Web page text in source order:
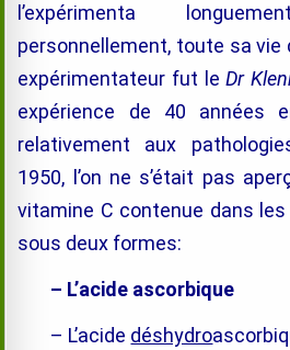
l’expérimenta
personnellement, toute sa vie
expérimentateur fut leDr
expérience de 40 années
relativement aux
1950, l’on ne s’était pas
vitamine C contenue dans
sous deux formes:
– L’acide ascorbique
– L’acide déshydro